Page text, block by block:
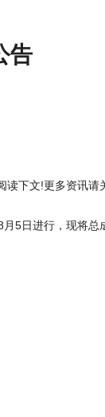
告
读下文!更多资讯
5日进行，现将总